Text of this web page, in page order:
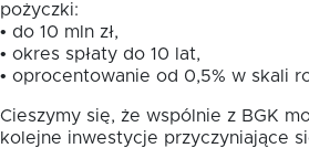
pożyczki:
• do 10 mln zł,
• okres spłaty do 10 lat,
• oprocentowanie od 0,5% w skali
Cieszymy się, że wspólnie z BGK
kolejne inwestycje przyczyniające